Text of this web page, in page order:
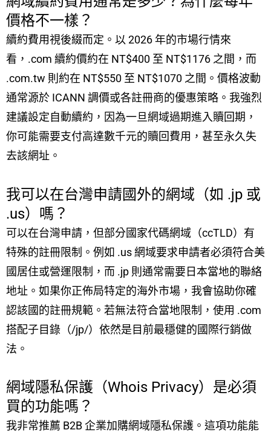
價格不一樣？
續約費用視後綴而定。以 2026 年的市場行情來
看，.com 續約價約在 NT$400 至 NT$1176 之間，而
.com.tw 則約在 NT$550 至 NT$1070 之間。價格波動
通常源於 ICANN 調價或各註冊商的優惠策略。我強烈
建議設定自動續約，因為一旦網域過期進入贖回期，
你可能需要支付高達數千元的贖回費用，甚至永久失
去該網址。
我可以在台灣申請國外的網域（如 .jp 或
.us）嗎？
可以在台灣申請，但部分國家代碼網域（ccTLD）有
特殊的註冊限制。例如 .us 網域要求申請者必須符合美
國居住或營運限制，而 .jp 則通常需要日本當地的聯絡
地址。如果你正佈局特定的海外市場，我會協助你確
認該國的註冊規範。若無法符合當地限制，使用 .com
搭配子目錄（/jp/）依然是目前最穩健的國際行銷做
法。
網域隱私保護（Whois Privacy）是必須
買的功能嗎？
我非常推薦 B2B 企業加購網域隱私保護。這項功能能